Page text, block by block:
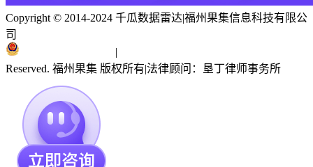
Copyright © 2014-2024 千瓜数据雷达|福州果集信息科技有限公
司
|
Reserved. 福州果集 版权所有|法律顾问：垦丁律师事务所